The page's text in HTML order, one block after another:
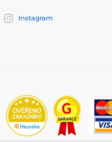
Instagram